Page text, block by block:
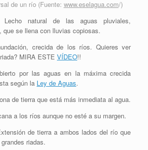
de un río (Fuente: www.eselagua.com/)
natural de las aguas pluviales,
que se llena con lluvias copiosas.
crecida de los ríos. Quieres ver
MIRA ESTE VÍDEO!!
por las aguas en la máxima crecida
según la Ley de Aguas.
de tierra que está más inmediata al agua.
a los ríos aunque no esté a su margen.
de tierra a ambos lados del río que
riadas.